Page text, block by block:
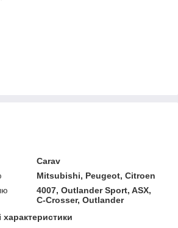
Carav
Mitsubishi, Peugeot, Citroen
4007, Outlander Sport, ASX,
C-Crosser, Outlander